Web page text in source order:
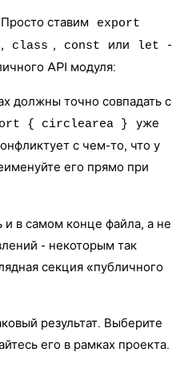
ставим export
, class , const или let
-
API модуля:
должны точно совпадать с
{ circlearea }
уже
с чем-то, что у
его прямо при
в самом конце файла, а не
- некоторым так
секция «публичного
результат. Выберите
его в рамках проекта.